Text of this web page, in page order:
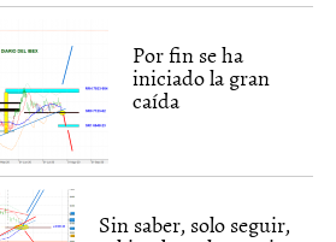
Por fin se ha
iniciado la gran
caída
Sin saber, solo seguir,